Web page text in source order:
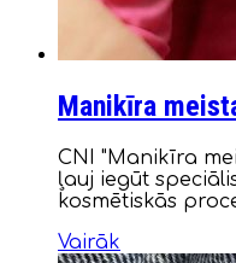
Manikīra
CNI "Manikīra
ļauj iegūt
kosmētiskās
Vairāk